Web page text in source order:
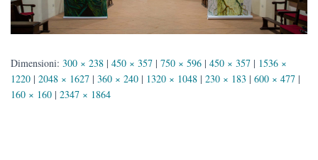
Dimensioni: 300 × 238 | 450 × 357 | 750 × 596 | 450 × 357 | 1536 ×
1220 | 2048 × 1627 | 360 × 240 | 1320 × 1048 | 230 × 183 | 600 × 477 |
160 × 160 | 2347 × 1864